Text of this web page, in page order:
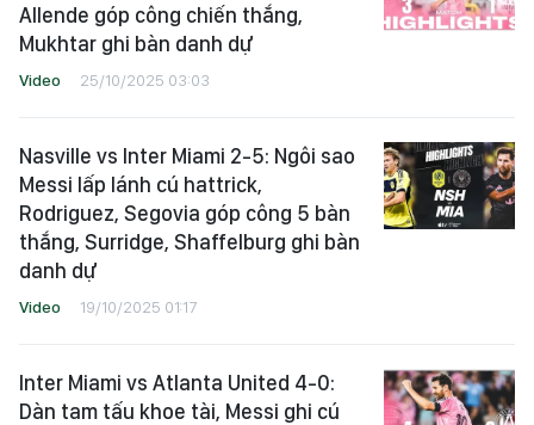
Allende góp công chiến thắng,
Mukhtar ghi bàn danh dự
Video 25/10/2025 03:03
Nasville vs Inter Miami 2-5: Ngôi sao
Messi lấp lánh cú hattrick,
Rodriguez, Segovia góp công 5 bàn
thắng, Surridge, Shaffelburg ghi bàn
danh dự
Video 19/10/2025 01:17
Inter Miami vs Atlanta United 4-0:
Dàn tam tấu khoe tài, Messi ghi cú